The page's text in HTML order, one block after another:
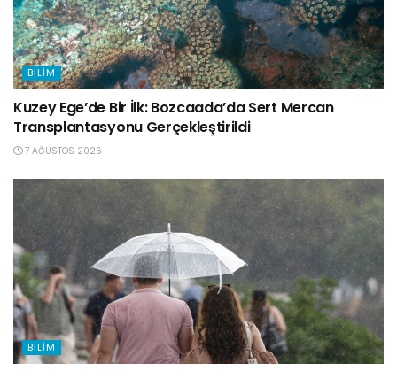
BILIM
Kuzey Ege’de Bir İlk: Bozcaada’da Sert Mercan
Transplantasyonu Gerçekleştirildi
7 AĞUSTOS 2026
BILIM